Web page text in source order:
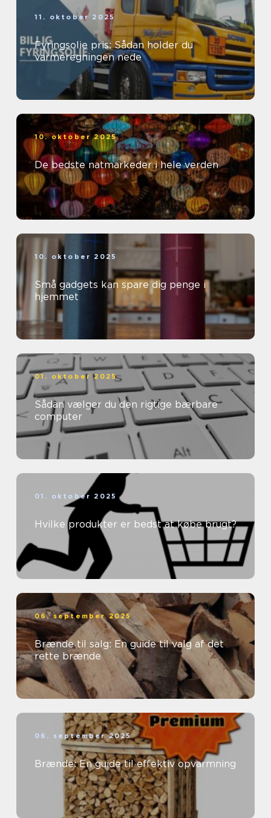
11. oktober 2025
Fyringsolie pris: Sådan holder du
varmeregningen nede
10. oktober 2025
De bedste natmarkeder i hele verden
10. oktober 2025
Små gadgets kan spare dig penge i
hjemmet
01. oktober 2025
Sådan vælger du den rigtige bærbare
computer
01. oktober 2025
Hvilke produkter er bedst at købe brugt?
06. september 2025
Brænde til salg: En guide til valg af det
rette brænde
06. september 2025
Brænde: En guide til effektiv opvarmning